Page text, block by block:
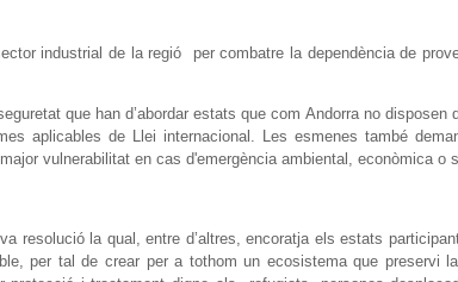
industrial de la regió per combatre la dependència de
que han d’abordar estats que com Andorra no
aplicables de Llei internacional. Les esmenes també
vulnerabilitat en cas d'emergència ambiental, econòmica o
resolució la qual, entre d’altres, encoratja els estats
per tal de crear per a tothom un ecosistema que preservi